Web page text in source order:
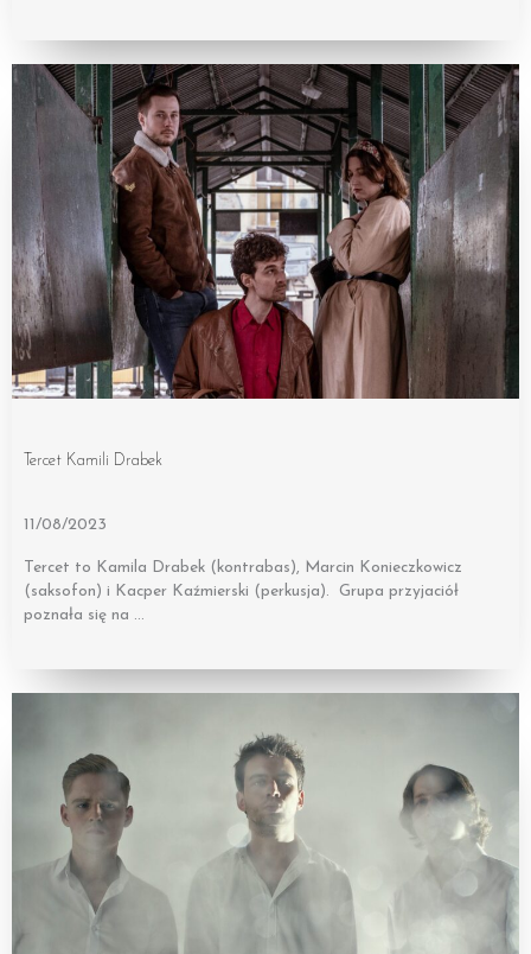
Tercet Kamili Drabek
11/08/2023
Tercet to Kamila Drabek (kontrabas), Marcin Konieczkowicz
(saksofon) i Kacper Kaźmierski (perkusja). Grupa przyjaciół
poznała się na …